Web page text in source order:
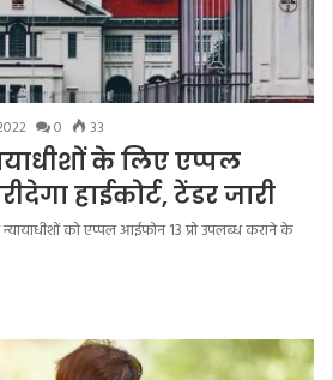
0 33
के लिए एप्पल
हाईकोर्ट, टेंडर जारी
न्यायाधीशों को एप्पल आईफोन 13 प्रो उपलब्ध कराने के